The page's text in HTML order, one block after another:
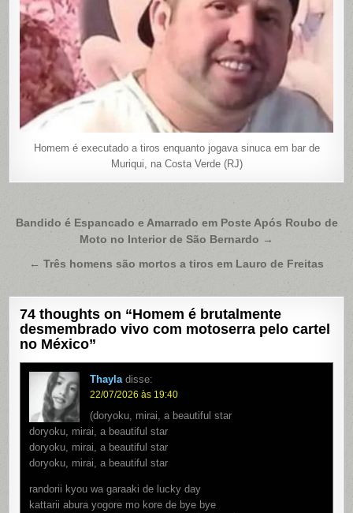
Homem é executado a tiros enquanto jogava sinuca em bar de
Muriqui, na Costa Verde (RJ)
Navegação
Post
Bandido é Espancado e Amarrado em Poste Após Roubo de
Moto no Interior de São Bernardo →
← Três homens são mortos a tiros em Lauro de Freitas
74 thoughts on “Homem é brutalmente
desmembrado vivo com motoserra pelo cartel
no México”
Thayla disse:
22/07/2026 às 19:40
(doryoku, mirai, a beautiful star
doryoku, mirai, a beautiful star
doryoku, mirai, a beautiful star
doryoku, mirai, a beautiful star
randorii kyou wa garaaki de lucky day
kattarii abura yogore mo kore de bye bye